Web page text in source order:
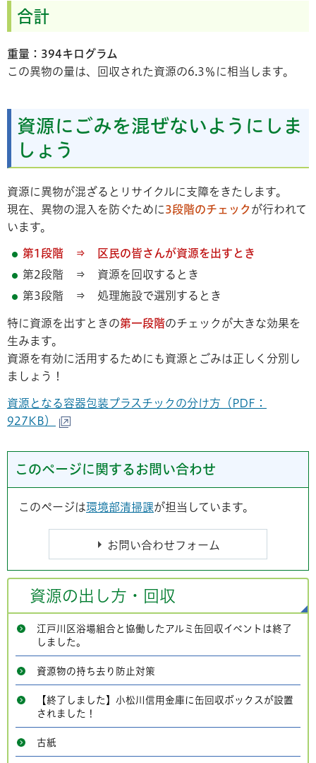
合計
重量：394キログラム
この異物の量は、回収された資源の6.3％に相当します。
資源にごみを混ぜないようにしま
しょう
資源に異物が混ざるとリサイクルに支障をきたします。
現在、異物の混入を防ぐために3段階のチェックが行われて
います。
第1段階 ⇒ 区民の皆さんが資源を出すとき
第2段階 ⇒ 資源を回収するとき
第3段階 ⇒ 処理施設で選別するとき
特に資源を出すときの第一段階のチェックが大きな効果を
生みます。
資源を有効に活用するためにも資源とごみは正しく分別し
ましょう！
資源となる容器包装プラスチックの分け方（PDF：
927KB）
このページに関するお問い合わせ
このページは環境部清掃課が担当しています。
資源の出し方・回収
江戸川区浴場組合と協働したアルミ缶回収イベントは終了
しました。
資源物の持ち去り防止対策
【終了しました】小松川信用金庫に缶回収ボックスが設置
されました！
古紙